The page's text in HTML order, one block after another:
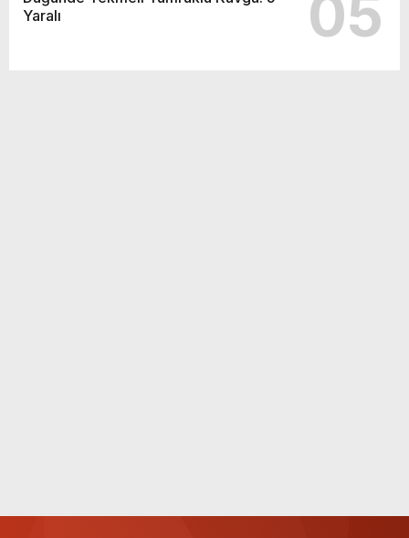
Yaralı
05